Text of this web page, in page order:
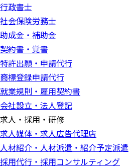
行政書士
社会保険労務士
助成金・補助金
契約書・覚書
特許出願・申請代行
商標登録申請代行
就業規則・雇用契約書
会社設立・法人登記
求人・採用・研修
求人媒体・求人広告代理店
人材紹介・人材派遣・紹介予定派遣
採用代行・採用コンサルティング